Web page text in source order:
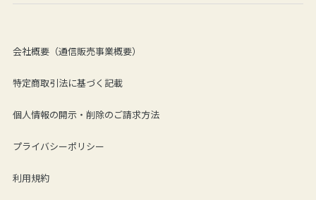
会社概要（通信販売事業概要）
特定商取引法に基づく記載
個人情報の開示・削除のご請求方法
プライバシーポリシー
利用規約